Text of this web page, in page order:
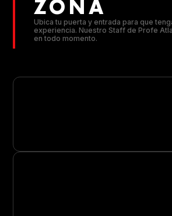
ZONA
Ubica tu puerta y entrada para que
experiencia. Nuestro Staff de Profe
en todo momento.